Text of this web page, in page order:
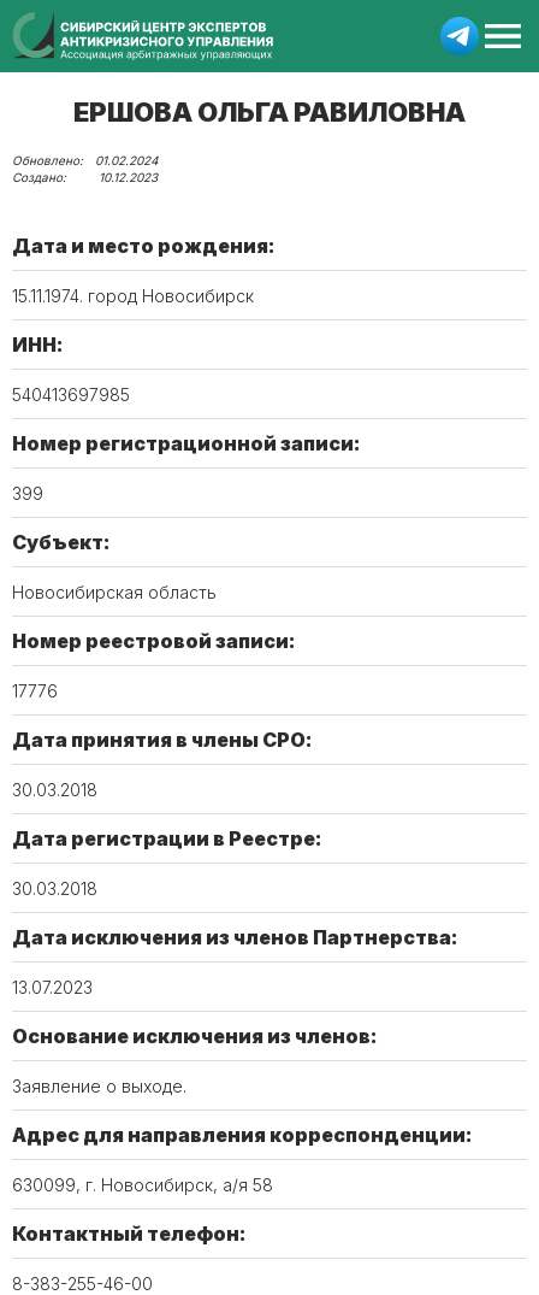
ЕРШОВА ОЛЬГА РАВИЛОВНА
01.02.2024
10.12.2023
Дата и место рождения:
15.11.1974. город Новосибирск
ИНН:
540413697985
Номер регистрационной записи:
399
Субъект:
Новосибирская область
Номер реестровой записи:
17776
Дата принятия в члены СРО:
30.03.2018
Дата регистрации в Реестре:
30.03.2018
Дата исключения из членов Партнерства:
13.07.2023
Основание исключения из членов:
Заявление о выходе.
Адрес для направления корреспонденции:
630099, г. Новосибирск, а/я 58
Контактный телефон:
8-383-255-46-00